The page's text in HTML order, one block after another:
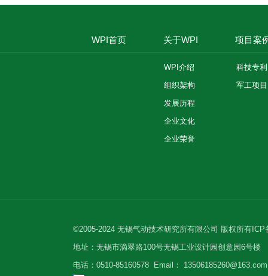
WPI首页 关于WPI 项目案
WPI介绍
组织架构
发展历程
企业文化
企业荣誉
科技专利
军工项目
©2005-2024 无锡气动技术研究所有限公司 版权所有 ICP
地址：无锡市滴翠路100号无锡工业设计园创意园6号楼
电话：0510-85160578
Email： 13506185260@163.com